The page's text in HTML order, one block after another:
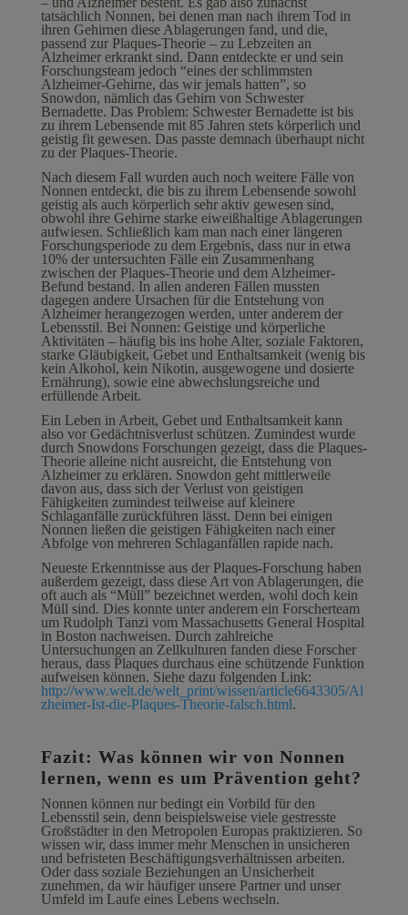
tatsächlich Nonnen, bei denen man nach ihrem Tod in
ihren Gehirnen diese Ablagerungen fand, und die,
passend zur Plaques-Theorie – zu Lebzeiten an
Alzheimer erkrankt sind. Dann entdeckte er und sein
Forschungsteam jedoch “eines der schlimmsten
Alzheimer-Gehirne, das wir jemals hatten”, so
Snowdon, nämlich das Gehirn von Schwester
Bernadette. Das Problem: Schwester Bernadette ist bis
zu ihrem Lebensende mit 85 Jahren stets körperlich und
geistig fit gewesen. Das passte demnach überhaupt nicht
zu der Plaques-Theorie.
Nach diesem Fall wurden auch noch weitere Fälle von
Nonnen entdeckt, die bis zu ihrem Lebensende sowohl
geistig als auch körperlich sehr aktiv gewesen sind,
obwohl ihre Gehirne starke eiweißhaltige Ablagerungen
aufwiesen. Schließlich kam man nach einer längeren
Forschungsperiode zu dem Ergebnis, dass nur in etwa
10% der untersuchten Fälle ein Zusammenhang
zwischen der Plaques-Theorie und dem Alzheimer-
Befund bestand. In allen anderen Fällen mussten
dagegen andere Ursachen für die Entstehung von
Alzheimer herangezogen werden, unter anderem der
Lebensstil. Bei Nonnen: Geistige und körperliche
Aktivitäten – häufig bis ins hohe Alter, soziale Faktoren,
starke Gläubigkeit, Gebet und Enthaltsamkeit (wenig bis
kein Alkohol, kein Nikotin, ausgewogene und dosierte
Ernährung), sowie eine abwechslungsreiche und
erfüllende Arbeit.
Ein Leben in Arbeit, Gebet und Enthaltsamkeit kann
also vor Gedächtnisverlust schützen. Zumindest wurde
durch Snowdons Forschungen gezeigt, dass die Plaques-
Theorie alleine nicht ausreicht, die Entstehung von
Alzheimer zu erklären. Snowdon geht mittlerweile
davon aus, dass sich der Verlust von geistigen
Fähigkeiten zumindest teilweise auf kleinere
Schlaganfälle zurückführen lässt. Denn bei einigen
Nonnen ließen die geistigen Fähigkeiten nach einer
Abfolge von mehreren Schlaganfällen rapide nach.
Neueste Erkenntnisse aus der Plaques-Forschung haben
außerdem gezeigt, dass diese Art von Ablagerungen, die
oft auch als “Müll” bezeichnet werden, wohl doch kein
Müll sind. Dies konnte unter anderem ein Forscherteam
um Rudolph Tanzi vom Massachusetts General Hospital
in Boston nachweisen. Durch zahlreiche
Untersuchungen an Zellkulturen fanden diese Forscher
heraus, dass Plaques durchaus eine schützende Funktion
aufweisen können. Siehe dazu folgenden Link:
http://www.welt.de/welt_print/wissen/article6643305/Al
zheimer-Ist-die-Plaques-Theorie-falsch.html.
Fazit: Was können wir von Nonnen
lernen, wenn es um Prävention geht?
Nonnen können nur bedingt ein Vorbild für den
Lebensstil sein, denn beispielsweise viele gestresste
Großstädter in den Metropolen Europas praktizieren. So
wissen wir, dass immer mehr Menschen in unsicheren
und befristeten Beschäftigungsverhältnissen arbeiten.
Oder dass soziale Beziehungen an Unsicherheit
zunehmen, da wir häufiger unsere Partner und unser
Umfeld im Laufe eines Lebens wechseln.